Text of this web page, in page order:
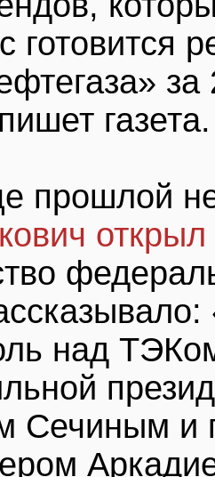
готовится
газета.
прошлой
над
Сечиным и